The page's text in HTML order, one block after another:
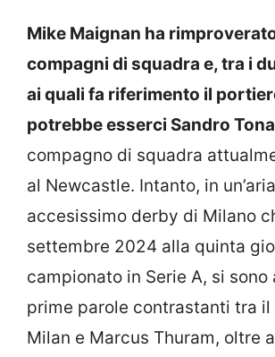
Mike Maignan ha
compagni di squadra e, tra i
ai quali fa riferimento il
potrebbe esserci Sandro
compagno di squadra
al Newcastle. Intanto, in
accesissimo derby di Milano
settembre 2024 alla quinta
campionato in Serie A, si sono
prime parole contrastanti tra
Milan e Marcus Thuram, oltre